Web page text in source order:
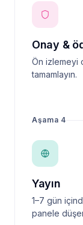
Onay &
Ön izlemeyi
tamamlayın.
Aşama 4
Yayın
1–7 gün
panele